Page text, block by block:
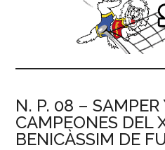
N. P. 08 –
CAMPEONES DEL
BENICÀSSIM DE